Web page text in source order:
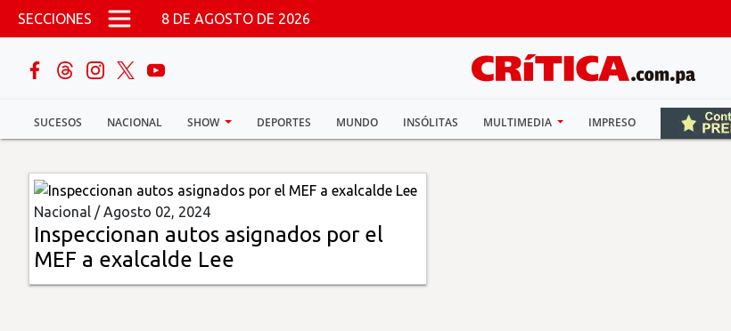
Pasar al contenido principal
SECCIONES 8 DE AGOSTO DE 2026
SUCESOS NACIONAL SHOW DEPORTES MUNDO INSÓLITAS MULTIMEDIA IMPRESO
buscar
Sucesos
Nacional
Política
Nacional /Agosto 02, 2024
Inspeccionan autos asignados por el
MEF a exalcalde Lee